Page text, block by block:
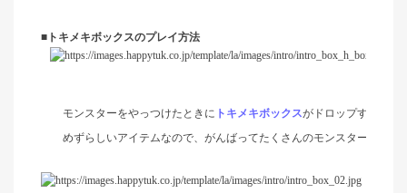
■ トキメキボックスのプレイ方法
モンスターをやっつけたときに トキメキボックスがドロップすること
めずらしいアイテムなので、がんばってたくさんのモンスターをやっ